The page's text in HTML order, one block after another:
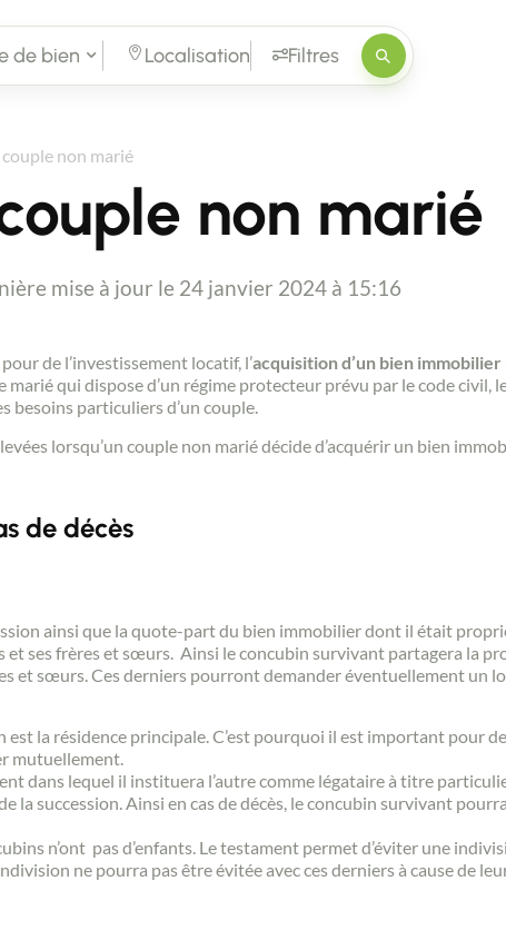
de bien Localisation Filtres
non marié
non marié
mise à jour le 24 janvier 2024 à 15:16
de l’investissement locatif, l’acquisition d’un bien
qui dispose d’un régime protecteur prévu par le code civil,
besoins particuliers d’un couple.
lorsqu’un couple non marié décide d’acquérir un bien
de décès
ainsi que la quote-part du bien immobilier dont il était
ses frères et sœurs. Ainsi le concubin survivant partagera la
et sœurs. Ces derniers pourront demander éventuellement un
la résidence principale. C’est pourquoi il est important pour
mutuellement.
dans lequel il instituera l’autre comme légataire à titre
la succession. Ainsi en cas de décès, le concubin survivant
n’ont pas d’enfants. Le testament permet d’éviter une
ne pourra pas être évitée avec ces derniers à cause de